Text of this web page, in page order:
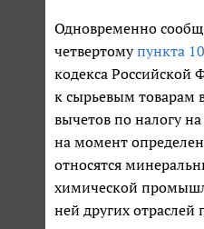
Одновременно
четвертомупункта 10
кодекса Российской
к сырьевым товарам
вычетов по налогу
на момент
относятся
химической
ней других